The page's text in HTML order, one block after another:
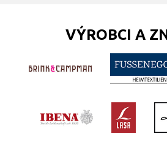
VÝROBCI A